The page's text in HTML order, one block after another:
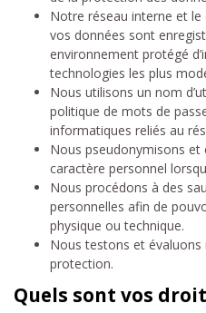
Notre réseau interne et le
vos données sont
environnement protégé
technologies les plus
Nous utilisons un nom
politique de mots de
informatiques reliés au
Nous pseudonymisons et
caractère personnel
Nous procédons à des
personnelles afin de
physique ou technique.
Nous testons et
protection.
Quels sont vos